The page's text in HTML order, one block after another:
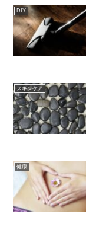
DIY
スキンケア
健康